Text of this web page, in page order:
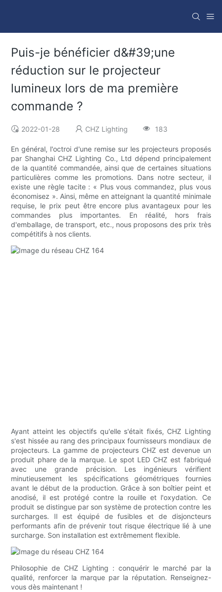
Puis-je bénéficier d&#39;une
réduction sur le projecteur
lumineux lors de ma première
commande ?
2022-01-28 CHZ Lighting 183
En général, l'octroi d'une remise sur les projecteurs proposés
par Shanghai CHZ Lighting Co., Ltd dépend principalement
de la quantité commandée, ainsi que de certaines situations
particulières comme les promotions. Dans notre secteur, il
existe une règle tacite : « Plus vous commandez, plus vous
économisez ». Ainsi, même en atteignant la quantité minimale
requise, le prix peut être encore plus avantageux pour les
commandes plus importantes. En réalité, hors frais
d'emballage, de transport, etc., nous proposons des prix très
compétitifs à nos clients.
Ayant atteint les objectifs qu'elle s'était fixés, CHZ Lighting
s'est hissée au rang des principaux fournisseurs mondiaux de
projecteurs. La gamme de projecteurs CHZ est devenue un
produit phare de la marque. Le spot LED CHZ est fabriqué
avec une grande précision. Les ingénieurs vérifient
minutieusement les spécifications géométriques fournies
avant le début de la production. Grâce à son boîtier peint et
anodisé, il est protégé contre la rouille et l'oxydation. Ce
produit se distingue par son système de protection contre les
surcharges. Il est équipé de fusibles et de disjoncteurs
performants afin de prévenir tout risque électrique lié à une
surcharge. Son installation est extrêmement flexible.
Philosophie de CHZ Lighting : conquérir le marché par la
qualité, renforcer la marque par la réputation. Renseignez-
vous dès maintenant !